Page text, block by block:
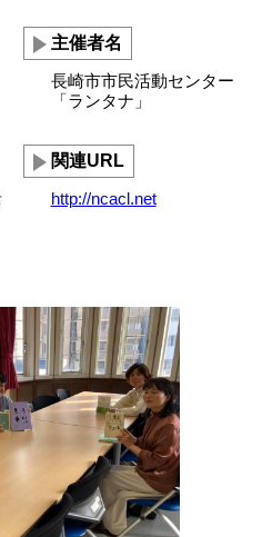
主催者名
長崎市市民活動センター
「ランタナ」
関連URL
http://ncacl.net